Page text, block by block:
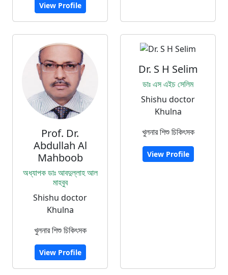
View Profile
Prof. Dr.
Abdullah Al
Mahboob
অধ্যাপক ডাঃ আবদুল্লাহ আল
মাহবুব
Shishu doctor
Khulna
খুলনার শিশু চিকিৎসক
View Profile
Dr. S H Selim
ডাঃ এস এইচ সেলিম
Shishu doctor
Khulna
খুলনার শিশু চিকিৎসক
View Profile